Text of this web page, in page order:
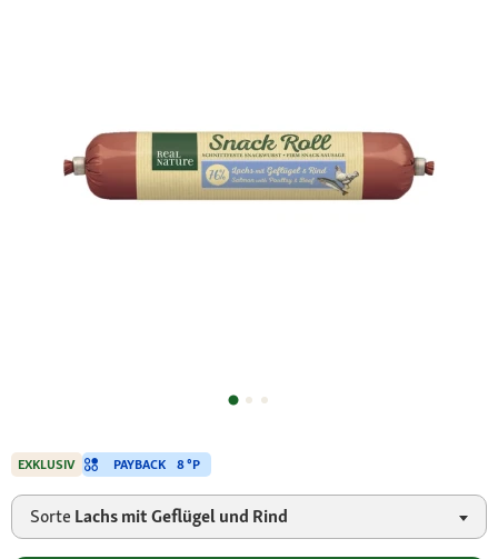
Sorte Lachs mit Geflügel und Rind
EXKLUSIV PAYBACK 8 °P